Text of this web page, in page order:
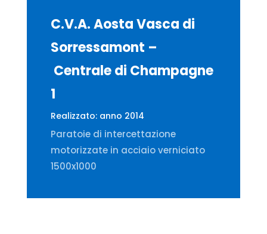
C.V.A. Aosta Vasca di
Sorressamont –
Centrale di Champagne
1
Realizzato: anno 2014
Paratoie di intercettazione
motorizzate in acciaio verniciato
1500x1000